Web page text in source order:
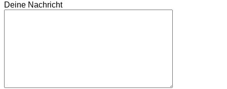
Deine Nachricht